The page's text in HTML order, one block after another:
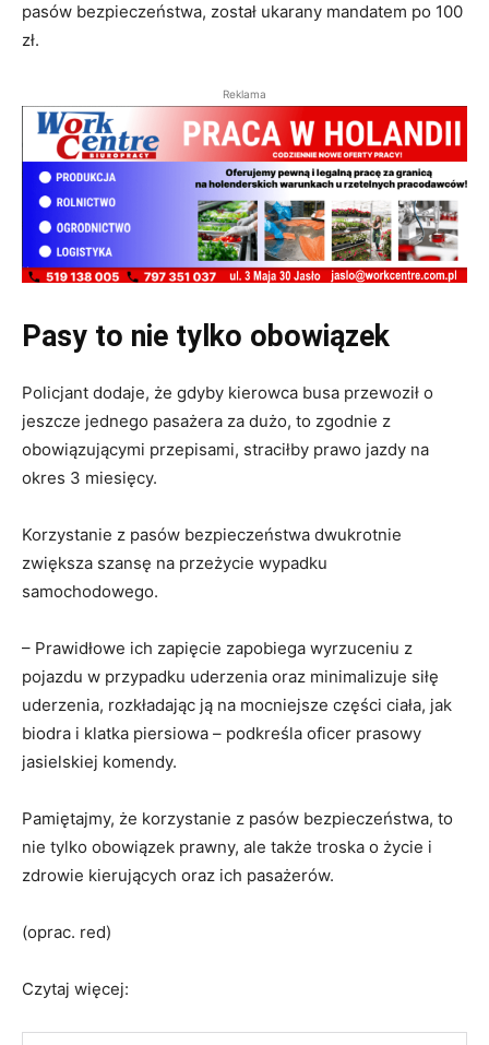
pasów bezpieczeństwa, został ukarany mandatem po 100
zł.
Reklama
Pasy to nie tylko obowiązek
Policjant dodaje, że gdyby kierowca busa przewoził o
jeszcze jednego pasażera za dużo, to zgodnie z
obowiązującymi przepisami, straciłby prawo jazdy na
okres 3 miesięcy.
Korzystanie z pasów bezpieczeństwa dwukrotnie
zwiększa szansę na przeżycie wypadku
samochodowego.
– Prawidłowe ich zapięcie zapobiega wyrzuceniu z
pojazdu w przypadku uderzenia oraz minimalizuje siłę
uderzenia, rozkładając ją na mocniejsze części ciała, jak
biodra i klatka piersiowa – podkreśla oficer prasowy
jasielskiej komendy.
Pamiętajmy, że korzystanie z pasów bezpieczeństwa, to
nie tylko obowiązek prawny, ale także troska o życie i
zdrowie kierujących oraz ich pasażerów.
(oprac. red)
Czytaj więcej: